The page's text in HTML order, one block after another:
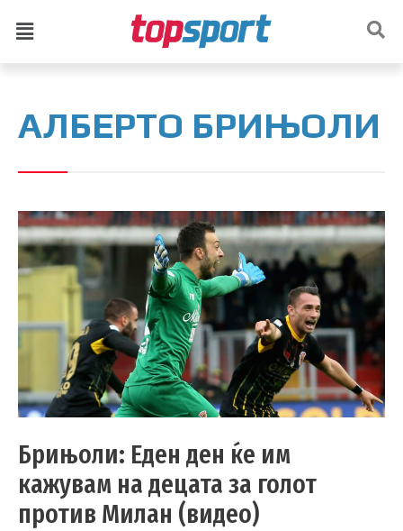
АЛБЕРТО БРИЊОЛИ
Брињоли: Еден ден ќе им
кажувам на децата за голот
против Милан (видео)